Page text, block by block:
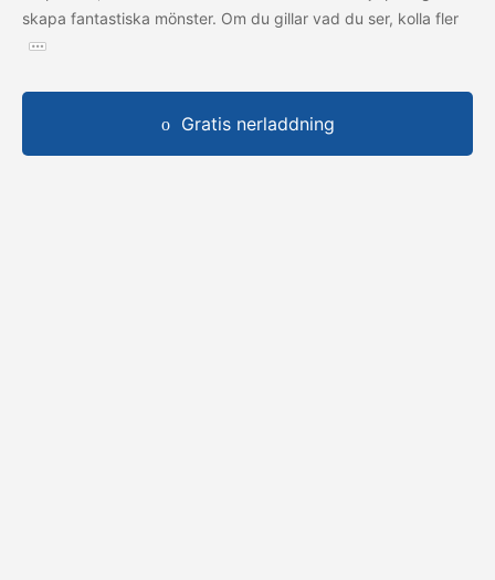
skapa fantastiska mönster. Om du gillar vad du ser, kolla fler
Gratis nerladdning